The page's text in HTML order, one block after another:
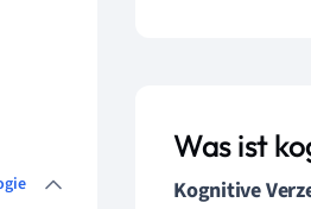
Was ist
Kognitive